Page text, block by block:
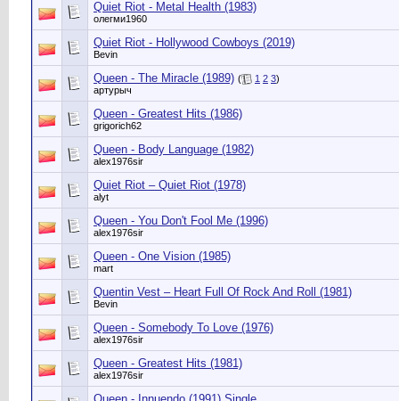
Quiet Riot - Metal Health (1983)
олегми1960
Quiet Riot - Hollywood Cowboys (2019)
Bevin
Queen - The Miracle (1989) ( 1 2 3)
артурыч
Queen - Greatest Hits (1986)
grigorich62
Queen - Body Language (1982)
alex1976sir
Quiet Riot – Quiet Riot (1978)
alyt
Queen - You Don't Fool Me (1996)
alex1976sir
Queen - One Vision (1985)
mart
Quentin Vest ‎– Heart Full Of Rock And Roll (1981)
Bevin
Queen - Somebody To Love (1976)
alex1976sir
Queen - Greatest Hits (1981)
alex1976sir